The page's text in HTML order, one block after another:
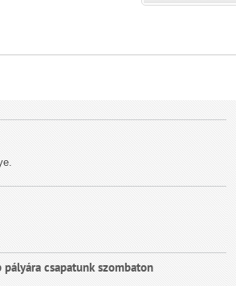
csapatunk szombaton